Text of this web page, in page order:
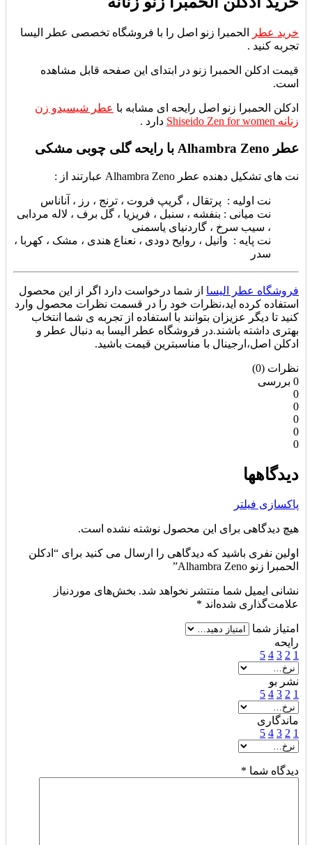
خرید عطر
الحمبرا زنو اصل را با فروشگاه تخصصی عطر الیسا
تجربه کنید .
قیمت ادکلن الحمبرا زنو در ابتدای این صفحه قابل مشاهده
است.
ادکلن الحمبرا زنو اصل رایحه ای مشابه با عطر شیسیدو زن
زنانه Shiseido Zen for women
دارد .
عطر Alhambra Zeno با رایحه گلی چوبی مشکی
نت های تشکیل دهنده عطر Alhambra Zeno عبارتند از :
نت اولیه : پرتقال ، گریپ فروت ، ترنج ، رز ، آناناس
نت میانی : بنفشه ، سنبل ، فریزیا ، گل برف ، لاله مردابی
، سیب سرخ ، گاردنیای یاسمنی
نت پایه : وانیل ، روایح دودی ، نعناع هندی ، مشک ، کهربا ،
سدر
فروشگاه عطر الیسا از شما درخواست دارد اگر از این محصول
استفاده کرده اید،نظرات خود را در قسمت نظرات محصول وارد
کنید تا دیگر عزیزان بتوانند با استفاده از تجربه ی شما انتخاب
بهتری داشته باشند.در فروشگاه عطر الیسا به دنبال عطر و
ادکلن اصل،ارجینال با مناسبترین قیمت باشید.
نظرات (0)
0 بررسی
0
0
0
0
0
دیدگاهها
پاکسازی فیلتر
هیچ دیدگاهی برای این محصول نوشته نشده است.
اولین نفری باشید که دیدگاهی را ارسال می کنید برای “ادکلن
الحمبرا زنو Alhambra Zeno”
نشانی ایمیل شما منتشر نخواهد شد. بخش‌های موردنیاز
علامت‌گذاری شده‌اند *
امتیاز شما
رایحه
1
2
3
4
5
نشر بو
1
2
3
4
5
ماندگاری
1
2
3
4
5
دیدگاه شما *